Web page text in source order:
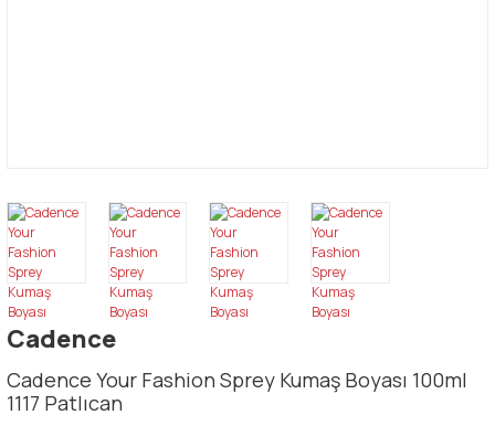
Cadence
Cadence Your Fashion Sprey Kumaş Boyası 100ml
1117 Patlıcan